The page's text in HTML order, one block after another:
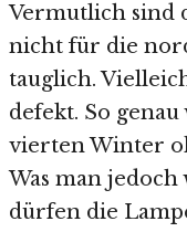
Vermutlich sind
nicht für die
tauglich.
defekt. So
vierten Winter
Was man jedoch
dürfen die